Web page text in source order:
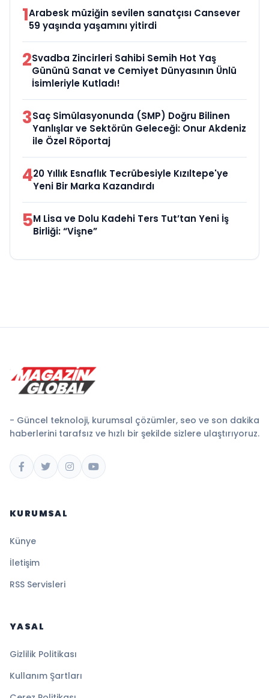
1Arabesk müziğin sevilen sanatçısı Cansever
59 yaşında yaşamını yitirdi
2Svadba Zincirleri Sahibi Semih Hot Yaş
Gününü Sanat ve Cemiyet Dünyasının Ünlü
İsimleriyle Kutladı!
3Saç Simülasyonunda (SMP) Doğru Bilinen
Yanlışlar ve Sektörün Geleceği: Onur Akdeniz
ile Özel Röportaj
420 Yıllık Esnaflık Tecrübesiyle Kızıltepe'ye
Yeni Bir Marka Kazandırdı
5M Lisa ve Dolu Kadehi Ters Tut’tan Yeni İş
Birliği: “Vişne”
- Güncel teknoloji, kurumsal çözümler, seo ve son dakika
haberlerini tarafsız ve hızlı bir şekilde sizlere ulaştırıyoruz.
KURUMSAL
Künye
İletişim
RSS Servisleri
YASAL
Gizlilik Politikası
Kullanım Şartları